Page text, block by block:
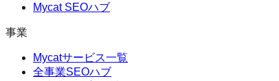
Mycat SEOハブ
事業
Mycatサービス一覧
全事業SEOハブ